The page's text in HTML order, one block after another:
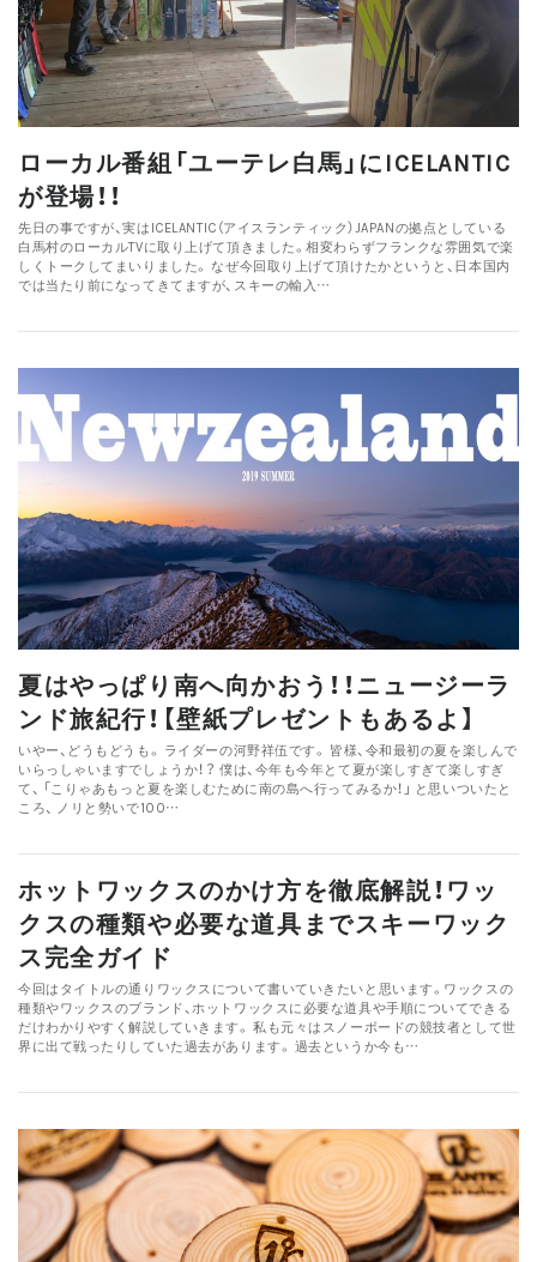
ローカル番組「ユーテレ白馬」にICELANTIC
が登場！！
先日の事ですが、実はICELANTIC（アイスランティック）JAPANの拠点としている
白馬村のローカルTVに取り上げて頂きました。相変わらずフランクな雰囲気で楽
しくトークしてまいりました。 なぜ今回取り上げて頂けたかというと、日本国内
では当たり前になってきてますが、スキーの輸入…
夏はやっぱり南へ向かおう！！ニュージーラ
ンド旅紀行！【壁紙プレゼントもあるよ】
いやー、どうもどうも。 ライダーの河野祥伍です。 皆様、令和最初の夏を楽しんで
いらっしゃいますでしょうか！？ 僕は、今年も今年とて夏が楽しすぎて楽しすぎ
て、 「こりゃあもっと夏を楽しむために南の島へ行ってみるか！」 と思いついたと
ころ、 ノリと勢いで100…
ホットワックスのかけ方を徹底解説！ワッ
クスの種類や必要な道具までスキーワック
ス完全ガイド
今回はタイトルの通りワックスについて書いていきたいと思います。ワックスの
種類やワックスのブランド、ホットワックスに必要な道具や手順についてできる
だけわかりやすく解説していきます。 私も元々はスノーボードの競技者として世
界に出て戦ったりしていた過去があります。 過去というか今も…